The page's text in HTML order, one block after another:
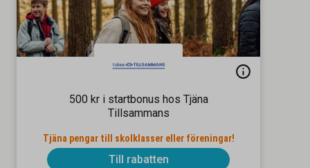
500 kr i startbonus hos Tjäna
Tillsammans
Tjäna pengar till skolklasser eller föreningar!
Till rabatten